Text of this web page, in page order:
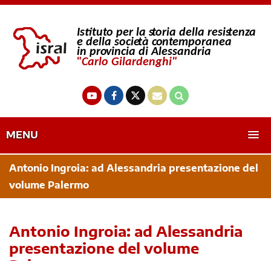
MENU
Antonio Ingroia: ad Alessandria presentazione del
volume Palermo
Antonio Ingroia: ad Alessandria
presentazione del volume